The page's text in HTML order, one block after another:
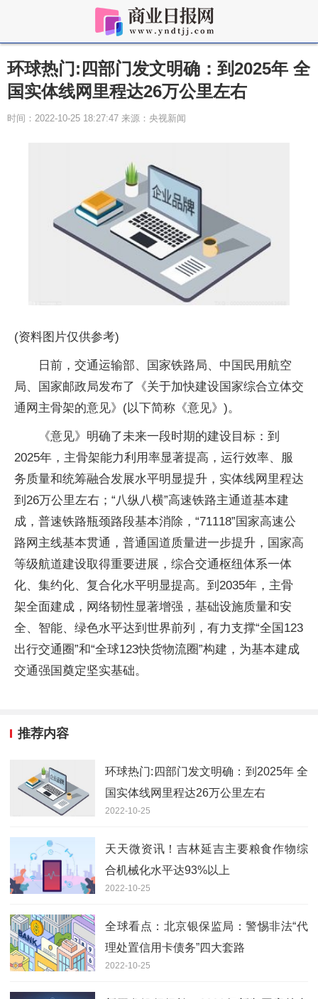
环球热门:四部门发文明确：到2025年 全
国实体线网里程达26万公里左右
时间：2022-10-25 18:27:47 来源：央视新闻
(资料图片仅供参考)
日前，交通运输部、国家铁路局、中国民用航空
局、国家邮政局发布了《关于加快建设国家综合立体交
通网主骨架的意见》(以下简称《意见》)。
《意见》明确了未来一段时期的建设目标：到
2025年，主骨架能力利用率显著提高，运行效率、服
务质量和统筹融合发展水平明显提升，实体线网里程达
到26万公里左右；“八纵八横”高速铁路主通道基本建
成，普速铁路瓶颈路段基本消除，“71118”国家高速公
路网主线基本贯通，普通国道质量进一步提升，国家高
等级航道建设取得重要进展，综合交通枢纽体系一体
化、集约化、复合化水平明显提高。到2035年，主骨
架全面建成，网络韧性显著增强，基础设施质量和安
全、智能、绿色水平达到世界前列，有力支撑“全国123
出行交通圈”和“全球123快货物流圈”构建，为基本建成
交通强国奠定坚实基础。
推荐内容
环球热门:四部门发文明确：到2025年 全
国实体线网里程达26万公里左右
2022-10-25
天天微资讯！吉林延吉主要粮食作物综
合机械化水平达93%以上
2022-10-25
全球看点：北京银保监局：警惕非法“代
理处置信用卡债务”四大套路
2022-10-25